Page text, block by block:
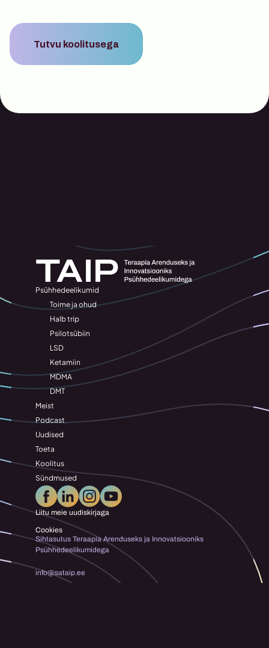
Tutvu koolitusega
Psühhedeelikumid
Toime ja ohud
Halb trip
Psilotsübiin
LSD
Ketamiin
MDMA
DMT
Meist
Podcast
Uudised
Toeta
Koolitus
Sündmused
Liitu meie uudiskirjaga
Cookies
Sihtasutus Teraapia Arenduseks ja Innovatsiooniks
Psühhedeelikumidega
info@sataip.ee